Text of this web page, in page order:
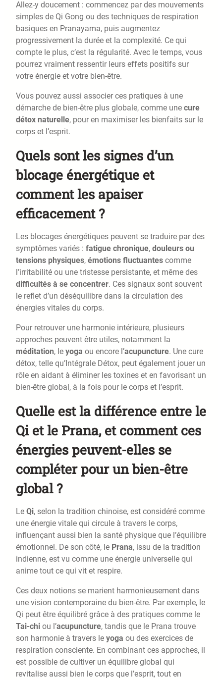
Allez-y doucement : commencez par des mouvements
simples de Qi Gong ou des techniques de respiration
basiques en Pranayama, puis augmentez
progressivement la durée et la complexité. Ce qui
compte le plus, c’est la régularité. Avec le temps, vous
pourrez vraiment ressentir leurs effets positifs sur
votre énergie et votre bien-être.
Vous pouvez aussi associer ces pratiques à une
démarche de bien-être plus globale, comme une cure
détox naturelle, pour en maximiser les bienfaits sur le
corps et l’esprit.
Quels sont les signes d’un
blocage énergétique et
comment les apaiser
efficacement ?
Les blocages énergétiques peuvent se traduire par des
symptômes variés : fatigue chronique, douleurs ou
tensions physiques, émotions fluctuantes comme
l’irritabilité ou une tristesse persistante, et même des
difficultés à se concentrer. Ces signaux sont souvent
le reflet d’un déséquilibre dans la circulation des
énergies vitales du corps.
Pour retrouver une harmonie intérieure, plusieurs
approches peuvent être utiles, notamment la
méditation, le yoga ou encore l’acupuncture. Une cure
détox, telle qu’Intégrale Détox, peut également jouer un
rôle en aidant à éliminer les toxines et en favorisant un
bien-être global, à la fois pour le corps et l’esprit.
Quelle est la différence entre le
Qi et le Prana, et comment ces
énergies peuvent-elles se
compléter pour un bien-être
global ?
Le Qi, selon la tradition chinoise, est considéré comme
une énergie vitale qui circule à travers le corps,
influençant aussi bien la santé physique que l’équilibre
émotionnel. De son côté, le Prana, issu de la tradition
indienne, est vu comme une énergie universelle qui
anime tout ce qui vit et respire.
Ces deux notions se marient harmonieusement dans
une vision contemporaine du bien-être. Par exemple, le
Qi peut être équilibré grâce à des pratiques comme le
Tai-chi ou l’acupuncture, tandis que le Prana trouve
son harmonie à travers le yoga ou des exercices de
respiration consciente. En combinant ces approches, il
est possible de cultiver un équilibre global qui
revitalise aussi bien le corps que l’esprit, tout en